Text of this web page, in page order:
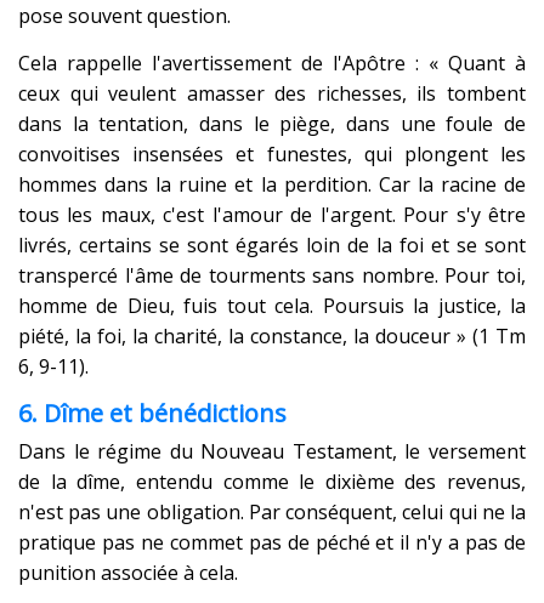
pose souvent question.
Cela rappelle l'avertissement de l'Apôtre : « Quant à
ceux qui veulent amasser des richesses, ils tombent
dans la tentation, dans le piège, dans une foule de
convoitises insensées et funestes, qui plongent les
hommes dans la ruine et la perdition. Car la racine de
tous les maux, c'est l'amour de l'argent. Pour s'y être
livrés, certains se sont égarés loin de la foi et se sont
transpercé l'âme de tourments sans nombre. Pour toi,
homme de Dieu, fuis tout cela. Poursuis la justice, la
piété, la foi, la charité, la constance, la douceur » (1 Tm
6, 9-11).
6. Dîme et bénédictions
Dans le régime du Nouveau Testament, le versement
de la dîme, entendu comme le dixième des revenus,
n'est pas une obligation. Par conséquent, celui qui ne la
pratique pas ne commet pas de péché et il n'y a pas de
punition associée à cela.